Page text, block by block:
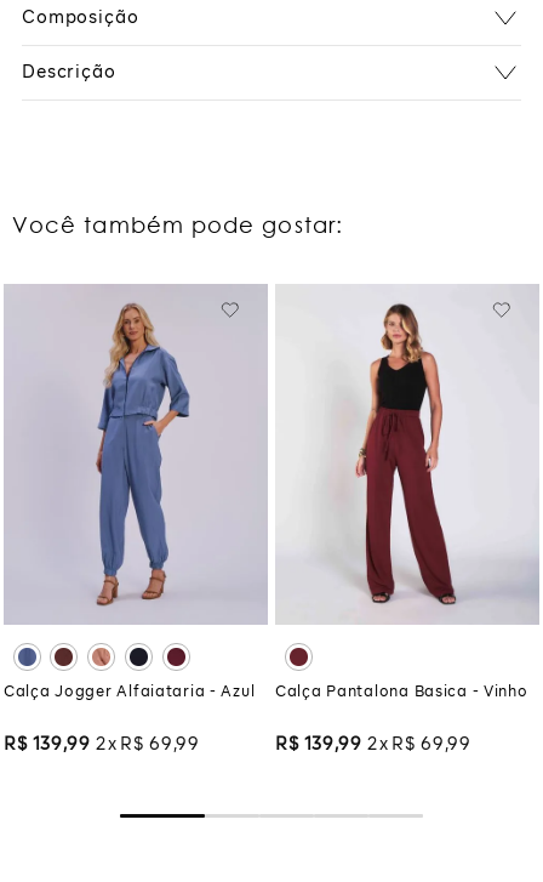
Composição
Descrição
Você também pode gostar:
Calça Jogger Alfaiataria - Azul
R$ 139,99 2 R$ 69 ,99
Calça Pantalona Basica - Vinho
R$ 139,99 2 R$ 69 ,99